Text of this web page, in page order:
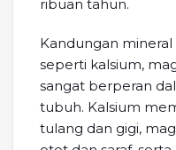
ribuan tahun.
Kandungan mineral
seperti kalsium,
sangat berperan
tubuh. Kalsium
tulang dan gigi,